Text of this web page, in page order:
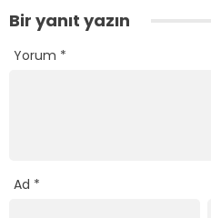
Bir yanıt yazın
Yorum *
Ad *